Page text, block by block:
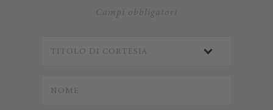
Campi obbligatori